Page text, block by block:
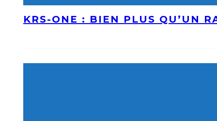
KRS-ONE : BIEN PLUS QU’UN